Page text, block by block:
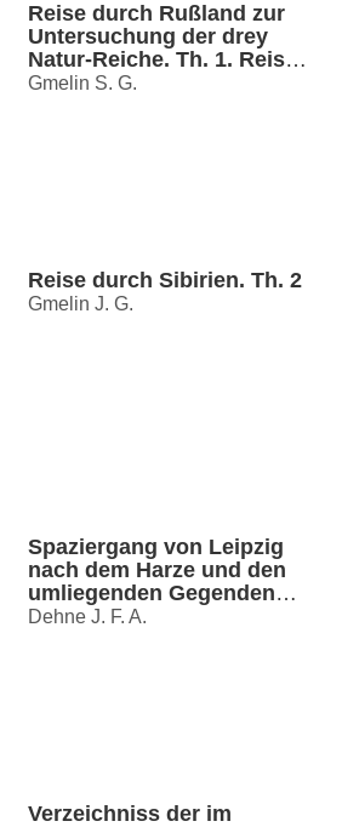
Reise durch Rußland zur
Untersuchung der drey
Natur-Reiche. Th. 1. Reise
von St. Petersburg biß
Gmelin S. G.
Reise durch Sibirien. Th. 2
Gmelin J. G.
Spaziergang von Leipzig
nach dem Harze und den
umliegenden Gegenden
vorzügluch in botanischer
Dehne J. F. A.
Verzeichniss der im